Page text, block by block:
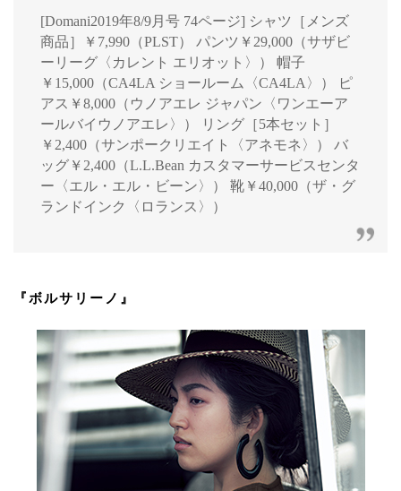
[Domani2019年8/9月号 74ページ] シャツ［メンズ
商品］￥7,990（PLST） パンツ￥29,000（サザビ
ーリーグ〈カレント エリオット〉） 帽子
￥15,000（CA4LA ショールーム〈CA4LA〉） ピ
アス￥8,000（ウノアエレ ジャパン〈ワンエーア
ールバイウノアエレ〉） リング［5本セット］
￥2,400（サンポークリエイト〈アネモネ〉） バ
ッグ￥2,400（L.L.Bean カスタマーサービスセンタ
ー〈エル・エル・ビーン〉） 靴￥40,000（ザ・グ
ランドインク〈ロランス〉）
『ボルサリーノ』